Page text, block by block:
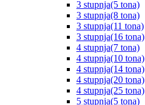
3 stupnja(5 tona)
3 stupnja(8 tona)
3 stupnja(11 tona)
3 stupnja(16 tona)
4 stupnja(7 tona)
4 stupnja(10 tona)
4 stupnja(14 tona)
4 stupnja(20 tona)
4 stupnja(25 tona)
5 stupnja(5 tona)